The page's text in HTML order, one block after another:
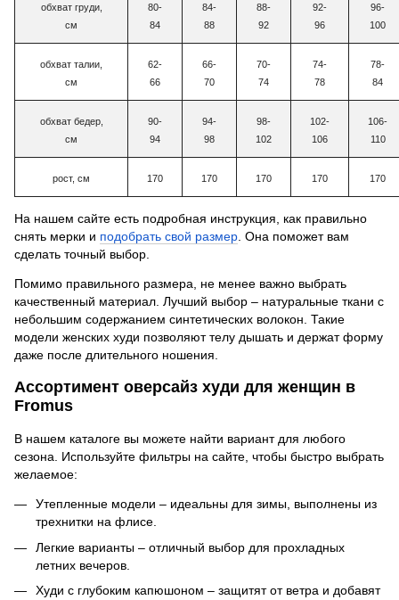
обхват груди,
см
80-
84
84-
88
88-
92
92-
96
96-
100
обхват талии,
см
62-
66
66-
70
70-
74
74-
78
78-
84
обхват бедер,
см
90-
94
94-
98
98-
102
102-
106
106-
110
рост, см 170 170 170 170 170
На нашем сайте есть подробная инструкция, как правильно
снять мерки и подобрать свой размер . Она поможет вам
сделать точный выбор.
Помимо правильного размера, не менее важно выбрать
качественный материал. Лучший выбор – натуральные ткани с
небольшим содержанием синтетических волокон. Такие
модели женских худи позволяют телу дышать и держат форму
даже после длительного ношения.
Ассортимент оверсайз худи для женщин в
Fromus
В нашем каталоге вы можете найти вариант для любого
сезона. Используйте фильтры на сайте, чтобы быстро выбрать
желаемое:
Утепленные модели – идеальны для зимы, выполнены из
трехнитки на флисе.
Легкие варианты – отличный выбор для прохладных
летних вечеров.
Худи с глубоким капюшоном – защитят от ветра и добавят